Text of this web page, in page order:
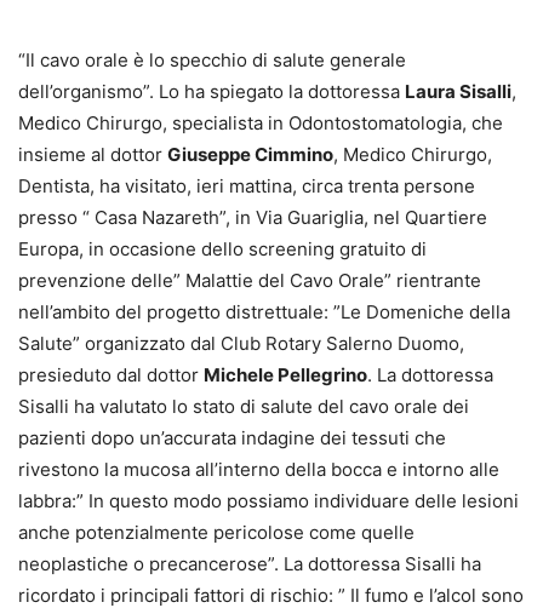
“Il cavo orale è lo specchio di salute generale
dell’organismo”. Lo ha spiegato la dottoressa Laura Sisalli,
Medico Chirurgo, specialista in Odontostomatologia, che
insieme al dottor Giuseppe Cimmino, Medico Chirurgo,
Dentista, ha visitato, ieri mattina, circa trenta persone
presso “ Casa Nazareth”, in Via Guariglia, nel Quartiere
Europa, in occasione dello screening gratuito di
prevenzione delle” Malattie del Cavo Orale” rientrante
nell’ambito del progetto distrettuale: ”Le Domeniche della
Salute” organizzato dal Club Rotary Salerno Duomo,
presieduto dal dottor Michele Pellegrino. La dottoressa
Sisalli ha valutato lo stato di salute del cavo orale dei
pazienti dopo un’accurata indagine dei tessuti che
rivestono la mucosa all’interno della bocca e intorno alle
labbra:” In questo modo possiamo individuare delle lesioni
anche potenzialmente pericolose come quelle
neoplastiche o precancerose”. La dottoressa Sisalli ha
ricordato i principali fattori di rischio: ” Il fumo e l’alcol sono